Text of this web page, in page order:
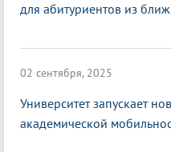
для абитуриентов из
02 сентября, 2025
Университет запускает
академической